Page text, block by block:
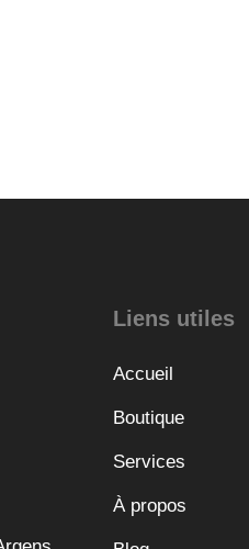
Liens utiles
Accueil
Boutique
Services
À propos